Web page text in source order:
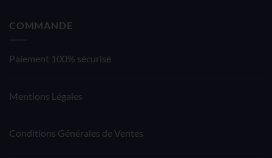
COMMANDE
Paiement 100% sécurisé
Mentions Légales
Conditions Générales de Ventes